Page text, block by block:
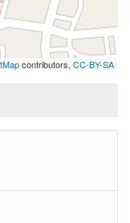
contributors, CC-BY-SA